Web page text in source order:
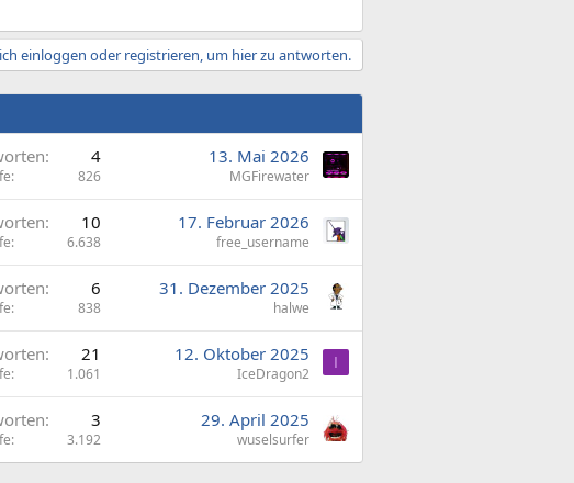
einloggen oder registrieren, um hier zu antworten.
4
826
13. Mai 2026
MGFirewater
10
6.638
17. Februar 2026
free_username
6
838
31. Dezember 2025
halwe
21
1.061
12. Oktober 2025
IceDragon2
I
3
3.192
29. April 2025
wuselsurfer